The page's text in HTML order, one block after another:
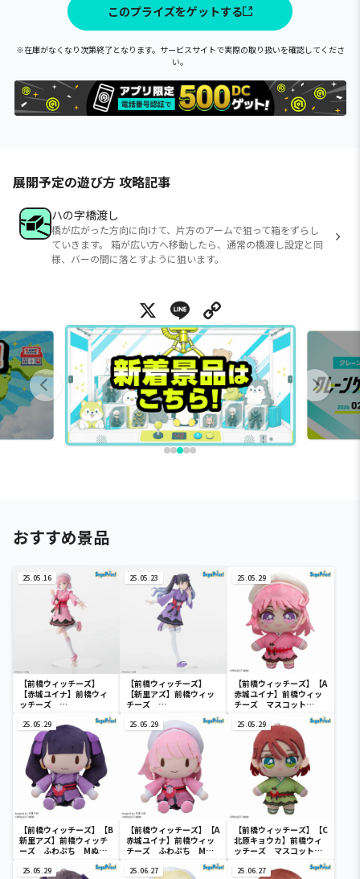
このプライズをゲットする
※在庫がなくなり次第終了となります。サービスサイトで実際の取り扱いを確認してくださ
い。
展開予定の遊び方 攻略記事
ハの字橋渡し
橋が広がった方向に向けて、片方のアームで狙って箱をずらし
ていきます。 箱が広い方へ移動したら、通常の橋渡し設定と同
様、バーの間に落とすように狙います。
X Line
おすすめ景品
25.05.16
【前橋ウィッチーズ】
【赤城ユイナ】前橋ウィ
ッチーズ
Desktop×Decorate
Collections “赤城ユ
イナ”
25.05.23
【前橋ウィッチーズ】
【新里アズ】前橋ウィッ
チーズ
Desktop×Decorate
Collections “新里ア
25.05.29
【前橋ウィッチーズ】【A
赤城ユイナ】前橋ウィッ
チーズ マスコット
25.05.29
【前橋ウィッチーズ】【B
新里アズ】前橋ウィッチ
ーズ ふわぷち Mぬい
ぐるみ “赤城ユイナ＆新
里アズ”
25.05.29
【前橋ウィッチーズ】【A
赤城ユイナ】前橋ウィッ
チーズ ふわぷち Mぬ
いぐるみ “赤城ユイナ＆
新里アズ”
25.05.29
【前橋ウィッチーズ】【C
北原キョウカ】前橋ウィ
ッチーズ マスコット
25.05.29 25.06.27 25.06.27